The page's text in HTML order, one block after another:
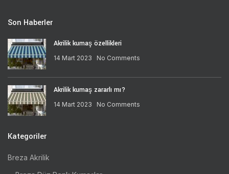
Son Haberler
Akrilik kumaş özellikleri
14 Mart 2023 No Comments
Akrilik kumaş zararlı mı?
14 Mart 2023 No Comments
Kategoriler
Breza Akrilik